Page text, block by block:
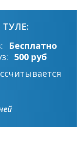
Бесплатно
500 руб